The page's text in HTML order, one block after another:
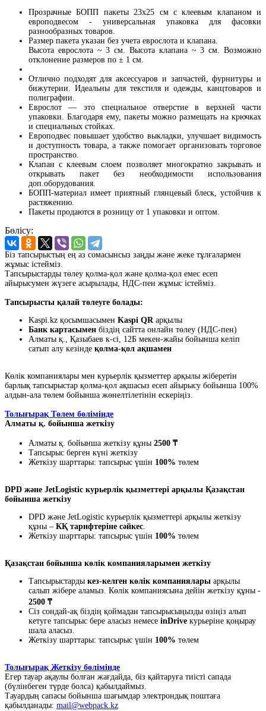
Прозрачные БОПП пакеты 23x25 см с клеевым клапаном и
европодвесом - универсальная упаковка для фасовки
разнообразных товаров.
Размер пакета указан без учета еврослота и клапана.
Высота еврослота ~ 3 см. Высота клапана ~ 3 см. Возможно
отклонение размеров по ± 1 см.
Отлично подходят для аксессуаров и запчастей, фурнитуры и
бижутерии. Идеальны для текстиля и одежды, канцтоваров и
полиграфии.
Еврослот — это специальное отверстие в верхней части
упаковки. Благодаря ему, пакеты можно размещать на крючках
и специальных стойках.
Европодвес повышает удобство выкладки, улучшает видимость
и доступность товара, а также помогает организовать торговое
пространство.
Клапан с клеевым слоем позволяет многократно закрывать и
открывать пакет без необходимости использования
доп.оборудования.
БОПП-материал имеет приятный глянцевый блеск, устойчив к
растяжению.
Пакеты продаются в розницу от 1 упаковки и оптом.
Бөлісу:
Біз тапсырыстың ең аз сомасынсыз заңды және жеке тұлғалармен
жұмыс істейміз.
Тапсырыстарды төлеу қолма-қол және қолма-қол емес есеп
айырысумен жүзеге асырылады, НДС-пен жұмыс істейміз.
Тапсырысты қалай төлеуге болады:
Kaspi.kz қосымшасымен Kaspi QRарқылы
Банк картасымен біздің сайтта онлайн төлеу (НДС-пен)
Алматы қ., Қазыбаев к-сі, 12Б мекен-жайы бойынша келіп
сатып алу кезінде қолма-қол ақшамен
Көлік компаниялары мен курьерлік қызметтер арқылы жіберетін
барлық тапсырыстар қолма-қол ақшасыз есеп айырысу бойынша 100%
алдын-ала төлем бойынша жөнелтілетінін ескеріңіз.
Толығырақ Төлем бөлімінде
Алматы қ. бойынша жеткізу
Алматы қ. бойынша жеткізу құны 2500 ₸
Тапсырыс берген күні жеткізу
Жеткізу шарттары: тапсырыс үшін 100% төлем
DPD және JetLogistic курьерлік қызметтері арқылы Қазақстан
бойынша жеткізу
DPD және JetLogistic курьерлік қызметтері арқылы жеткізу
құны – КҚ тарифтеріне сәйкес.
Жеткізу шарттары: тапсырыс үшін 100% төлем
Қазақстан бойынша көлік компанияларымен жеткізу
Тапсырыстарды кез-келген көлік компаниялары арқылы
салып жібере аламыз. Көлік компаниясына дейін жеткізу құны -
2500 ₸
Сіз сондай-ақ біздің қоймадан тапсырысыңызды өзіңіз алып
кетуге тапсырыс бере аласыз немесе inDrive курьеріне қоңырау
шала аласыз.
Жеткізу шарттары: тапсырыс үшін 100% төлем
Толығырақ Жеткізу бөлімінде
Егер тауар ақаулы болған жағдайда, біз қайтаруға тиісті сапада
(бүлінбеген түрде болса) қабылдаймыз.
Тауардың сапасы бойынша шағымдар электрондық поштаға
қабылданады: mail@webpack.kz